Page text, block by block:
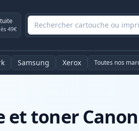
49€
Samsung Xerox Toutes nos
et toner Canon